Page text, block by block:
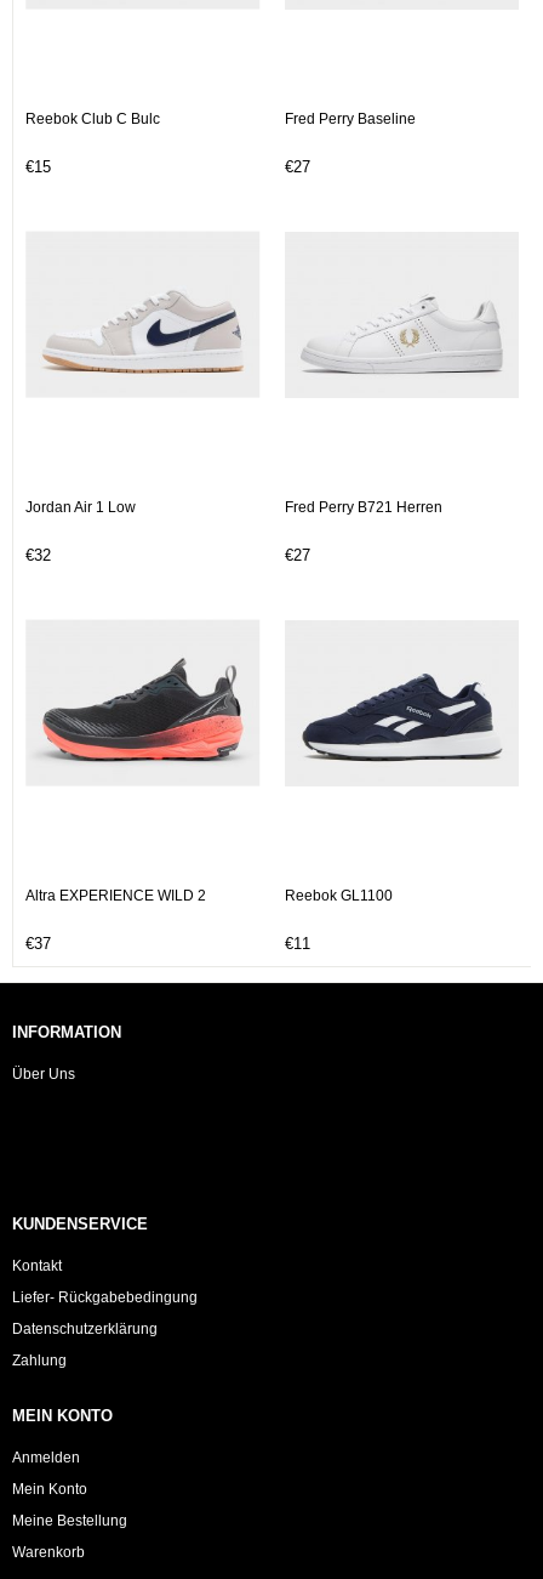
Reebok Club C Bulc
€15
Fred Perry Baseline
€27
Jordan Air 1 Low
€32
Fred Perry B721 Herren
€27
Altra EXPERIENCE WILD 2
€37
Reebok GL1100
€11
INFORMATION
Über Uns
KUNDENSERVICE
Kontakt
Liefer- Rückgabebedingung
Datenschutzerklärung
Zahlung
MEIN KONTO
Anmelden
Mein Konto
Meine Bestellung
Warenkorb